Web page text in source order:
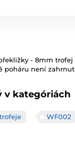
- 8mm
poháru není
v kategóriách
WF002